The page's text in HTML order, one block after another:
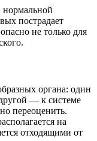
пострадает
не только для
органа: один
— к системе
переоценить.
на
отходящими от